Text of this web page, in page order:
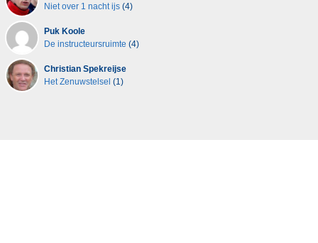
Niet over 1 nacht ijs(4)
Puk Koole
De instructeursruimte (4)
Christian Spekreijse
Het Zenuwstelsel (1)